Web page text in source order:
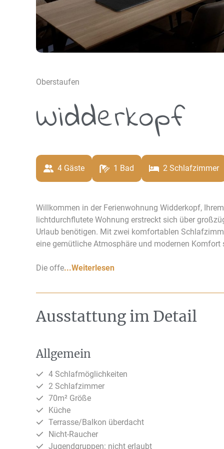
Oberstaufen
Widderkopf
4 Gäste 1 Bad 2 Schlafzimmer
Willkommen in der Ferienwohnung Widderkopf,
lichtdurchflutete Wohnung erstreckt sich über
Urlaub benötigen. Mit zwei komfortablen
eine gemütliche Atmosphäre und modernen Komfort
Die offe...Weiterlesen
Ausstattung im Detail
Allgemein
4 Schlafmöglichkeiten
2 Schlafzimmer
70m² Größe
Küche
Terrasse/Balkon überdacht
Nicht-Raucher
Jugendgruppen: nicht erlaubt